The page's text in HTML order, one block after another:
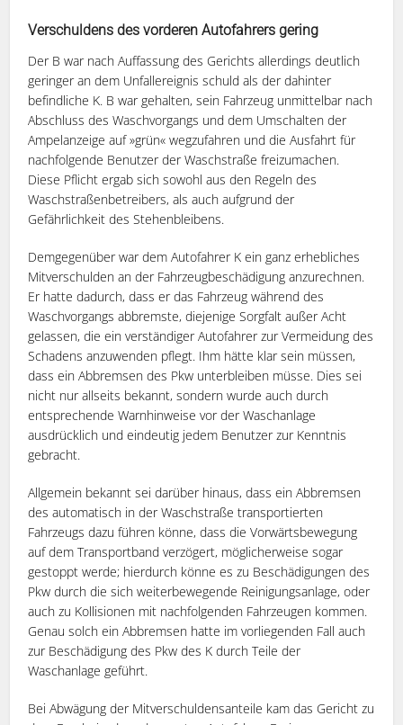
Verschuldens des vorderen Autofahrers gering
Der B war nach Auffassung des Gerichts allerdings deutlich
geringer an dem Unfallereignis schuld als der dahinter
befindliche K. B war gehalten, sein Fahrzeug unmittelbar nach
Abschluss des Waschvorgangs und dem Umschalten der
Ampelanzeige auf »grün« wegzufahren und die Ausfahrt für
nachfolgende Benutzer der Waschstraße freizumachen.
Diese Pflicht ergab sich sowohl aus den Regeln des
Waschstraßenbetreibers, als auch aufgrund der
Gefährlichkeit des Stehenbleibens.
Demgegenüber war dem Autofahrer K ein ganz erhebliches
Mitverschulden an der Fahrzeugbeschädigung anzurechnen.
Er hatte dadurch, dass er das Fahrzeug während des
Waschvorgangs abbremste, diejenige Sorgfalt außer Acht
gelassen, die ein verständiger Autofahrer zur Vermeidung des
Schadens anzuwenden pflegt. Ihm hätte klar sein müssen,
dass ein Abbremsen des Pkw unterbleiben müsse. Dies sei
nicht nur allseits bekannt, sondern wurde auch durch
entsprechende Warnhinweise vor der Waschanlage
ausdrücklich und eindeutig jedem Benutzer zur Kenntnis
gebracht.
Allgemein bekannt sei darüber hinaus, dass ein Abbremsen
des automatisch in der Waschstraße transportierten
Fahrzeugs dazu führen könne, dass die Vorwärtsbewegung
auf dem Transportband verzögert, möglicherweise sogar
gestoppt werde; hierdurch könne es zu Beschädigungen des
Pkw durch die sich weiterbewegende Reinigungsanlage, oder
auch zu Kollisionen mit nachfolgenden Fahrzeugen kommen.
Genau solch ein Abbremsen hatte im vorliegenden Fall auch
zur Beschädigung des Pkw des K durch Teile der
Waschanlage geführt.
Bei Abwägung der Mitverschuldensanteile kam das Gericht zu